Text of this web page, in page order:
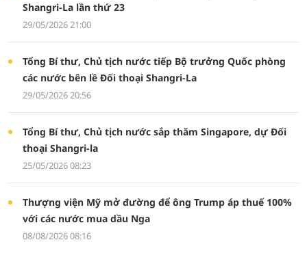
Shangri-La lần thứ 23
29/05/2026 21:00
Tổng Bí thư, Chủ tịch nước tiếp Bộ trưởng Quốc phòng
các nước bên lề Đối thoại Shangri-La
29/05/2026 20:56
Tổng Bí thư, Chủ tịch nước sắp thăm Singapore, dự Đối
thoại Shangri-la
25/05/2026 08:23
Thượng viện Mỹ mở đường để ông Trump áp thuế 100%
với các nước mua dầu Nga
08/08/2026 08:16